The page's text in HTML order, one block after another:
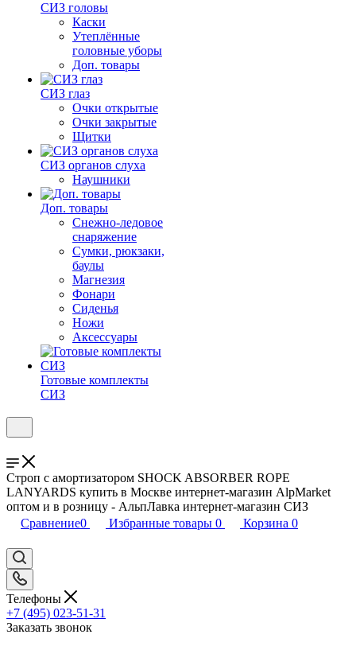
СИЗ головы
Каски
Утеплённые
головные уборы
Доп. товары
СИЗ глаз
Очки открытые
Очки закрытые
Щитки
СИЗ органов слуха
Наушники
Доп. товары
Снежно-ледовое
снаряжение
Сумки, рюкзаки,
баулы
Магнезия
Фонари
Сиденья
Ножи
Аксессуары
Готовые комплекты
СИЗ
Строп с амортизатором SHOCK ABSORBER ROPE
LANYARDS купить в Москве интернет-магазин AlpMarket
оптом и в розницу - АльпЛавка интернет-магазин СИЗ
Сравнение0 Избранные товары 0 Корзина 0
Телефоны
+7 (495) 023-51-31
Заказать звонок